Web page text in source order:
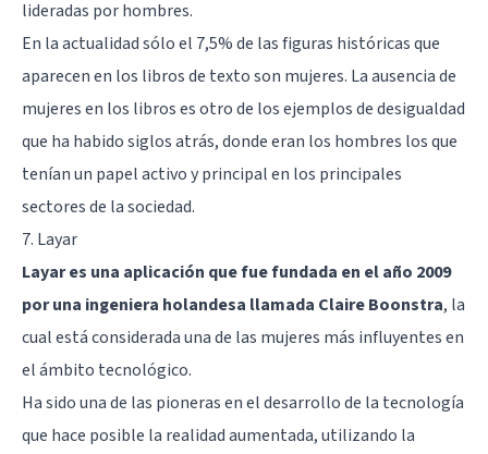
lideradas por hombres.
En la actualidad sólo el 7,5% de las figuras históricas que
aparecen en los libros de texto son mujeres. La ausencia de
mujeres en los libros es otro de los ejemplos de desigualdad
que ha habido siglos atrás, donde eran los hombres los que
tenían un papel activo y principal en los principales
sectores de la sociedad.
7. Layar
Layar es una aplicación que fue fundada en el año 2009
por una ingeniera holandesa llamada Claire Boonstra, la
cual está considerada una de las mujeres más influyentes en
el ámbito tecnológico.
Ha sido una de las pioneras en el desarrollo de la tecnología
que hace posible la realidad aumentada, utilizando la